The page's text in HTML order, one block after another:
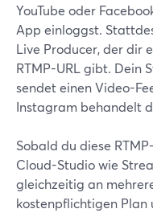
YouTube oder
App einloggst.
Live Producer, der dir
RTMP-URL gibt. Dein
sendet einen Video-
Instagram behandelt
Sobald du diese
Cloud-Studio wie
gleichzeitig an
kostenpflichtigen